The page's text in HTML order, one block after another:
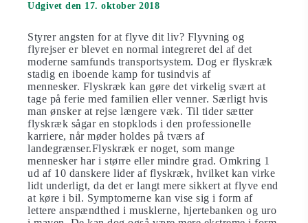
Udgivet den 17. oktober 2018
Styrer angsten for at flyve dit liv? Flyvning og
flyrejser er blevet en normal integreret del af det
moderne samfunds transportsystem. Dog er flyskræk
stadig en iboende kamp for tusindvis af
mennesker. Flyskræk kan gøre det virkelig svært at
tage på ferie med familien eller venner. Særligt hvis
man ønsker at rejse længere væk. Til tider sætter
flyskræk sågar en stopklods i den professionelle
karriere, når møder holdes på tværs af
landegrænser.Flyskræk er noget, som mange
mennesker har i større eller mindre grad. Omkring 1
ud af 10 danskere lider af flyskræk, hvilket kan virke
lidt underligt, da det er langt mere sikkert at flyve end
at køre i bil. Symptomerne kan vise sig i form af
lettere anspændthed i musklerne, hjertebanken og uro